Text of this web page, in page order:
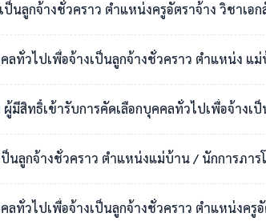
นลูกจ้างชั่วคราว ตำแหน่งครูอัตราจ้าง วิชาเอ
ลทั่วไปเพื่อจ้างเป็นลูกจ้างชั่วคราว ตำแหน่ง แ
เข้ารับการคัดเลือกบุคคลทั่วไปเพื่อจ้างเป็นลูกจ้างชั่วค
นลูกจ้างชั่วคราว ตำแหน่งแม่บ้าน / นักการภาร
ลทั่วไปเพื่อจ้างเป็นลูกจ้างชั่วคราว ตำแหน่งครู